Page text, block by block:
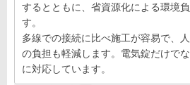
するとともに、省資源化による環境
す。
多線での接続に比べ施工が容易で、
の負担も軽減します。電気錠だけで
に対応しています。